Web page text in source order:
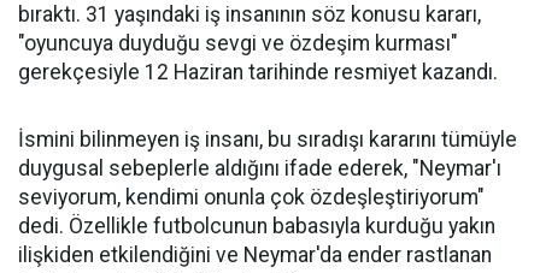
bıraktı. 31 yaşındaki iş insanının söz konusu kararı,
"oyuncuya duyduğu sevgi ve özdeşim kurması"
gerekçesiyle 12 Haziran tarihinde resmiyet kazandı.
İsmini bilinmeyen iş insanı, bu sıradışı kararını tümüyle
duygusal sebeplerle aldığını ifade ederek, "Neymar'ı
seviyorum, kendimi onunla çok özdeşleştiriyorum"
dedi. Özellikle futbolcunun babasıyla kurduğu yakın
ilişkiden etkilendiğini ve Neymar'da ender rastlanan